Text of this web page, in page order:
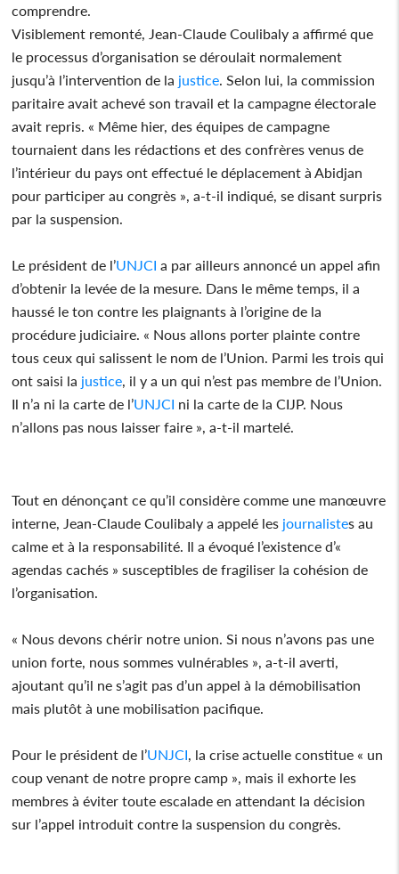
comprendre.
Visiblement remonté, Jean-Claude Coulibaly a affirmé que
le processus d’organisation se déroulait normalement
jusqu’à l’intervention de la justice . Selon lui, la commission
paritaire avait achevé son travail et la campagne électorale
avait repris. « Même hier, des équipes de campagne
tournaient dans les rédactions et des confrères venus de
l’intérieur du pays ont effectué le déplacement à Abidjan
pour participer au congrès », a-t-il indiqué, se disant surpris
par la suspension.
Le président de l’UNJCI a par ailleurs annoncé un appel afin
d’obtenir la levée de la mesure. Dans le même temps, il a
haussé le ton contre les plaignants à l’origine de la
procédure judiciaire. « Nous allons porter plainte contre
tous ceux qui salissent le nom de l’Union. Parmi les trois qui
ont saisi la justice , il y a un qui n’est pas membre de l’Union.
Il n’a ni la carte de l’UNJCI ni la carte de la CIJP. Nous
n’allons pas nous laisser faire », a-t-il martelé.
Tout en dénonçant ce qu’il considère comme une manœuvre
interne, Jean-Claude Coulibaly a appelé les journalistes au
calme et à la responsabilité. Il a évoqué l’existence d’«
agendas cachés » susceptibles de fragiliser la cohésion de
l’organisation.
« Nous devons chérir notre union. Si nous n’avons pas une
union forte, nous sommes vulnérables », a-t-il averti,
ajoutant qu’il ne s’agit pas d’un appel à la démobilisation
mais plutôt à une mobilisation pacifique.
Pour le président de l’UNJCI , la crise actuelle constitue « un
coup venant de notre propre camp », mais il exhorte les
membres à éviter toute escalade en attendant la décision
sur l’appel introduit contre la suspension du congrès.